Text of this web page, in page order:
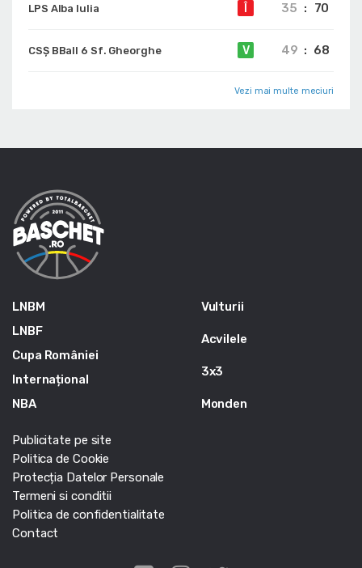
LPS Alba Iulia 35 : 70
CSȘ BBall 6 Sf. Gheorghe V 49 : 68
Vezi mai multe meciuri
LNBM
LNBF
Cupa României
Internațional
NBA
Vulturii
Acvilele
3x3
Monden
Publicitate pe site
Politica de Cookie
Protecția Datelor Personale
Termeni si conditii
Politica de confidentialitate
Contact